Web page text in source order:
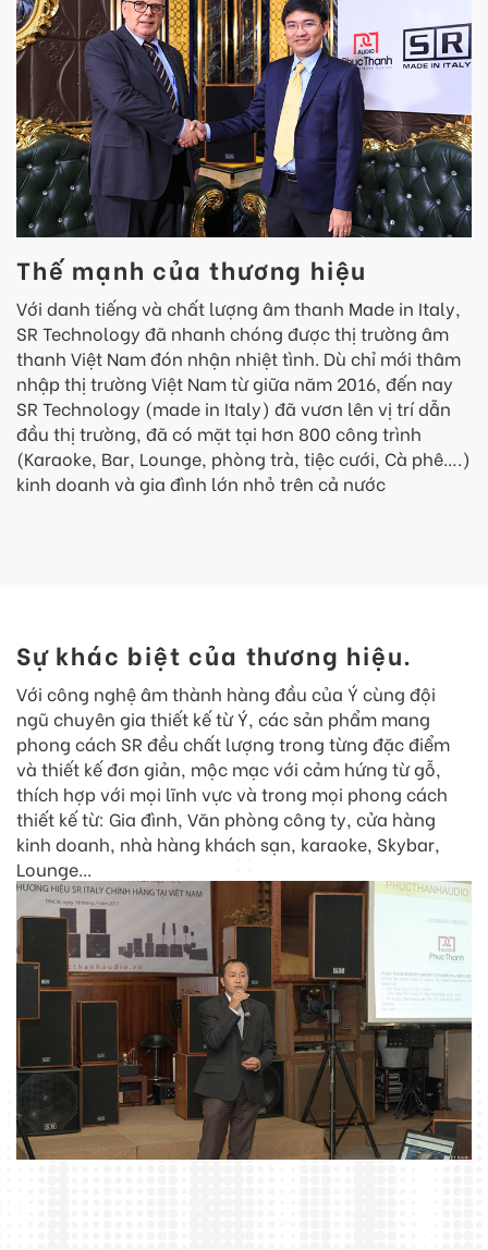
Thế mạnh của thương hiệu
Với danh tiếng và chất lượng âm thanh Made in Italy,
SR Technology đã nhanh chóng được thị trường âm
thanh Việt Nam đón nhận nhiệt tình. Dù chỉ mới thâm
nhập thị trường Việt Nam từ giữa năm 2016, đến nay
SR Technology (made in Italy) đã vươn lên vị trí dẫn
đầu thị trường, đã có mặt tại hơn 800 công trình
(Karaoke, Bar, Lounge, phòng trà, tiệc cưới, Cà phê….)
kinh doanh và gia đình lớn nhỏ trên cả nước
Sự khác biệt của thương hiệu.
Với công nghệ âm thành hàng đầu của Ý cùng đội
ngũ chuyên gia thiết kế từ Ý, các sản phẩm mang
phong cách SR đều chất lượng trong từng đặc điểm
và thiết kế đơn giản, mộc mạc với cảm hứng từ gỗ,
thích hợp với mọi lĩnh vực và trong mọi phong cách
thiết kế từ: Gia đình, Văn phòng công ty, cửa hàng
kinh doanh, nhà hàng khách sạn, karaoke, Skybar,
Lounge...